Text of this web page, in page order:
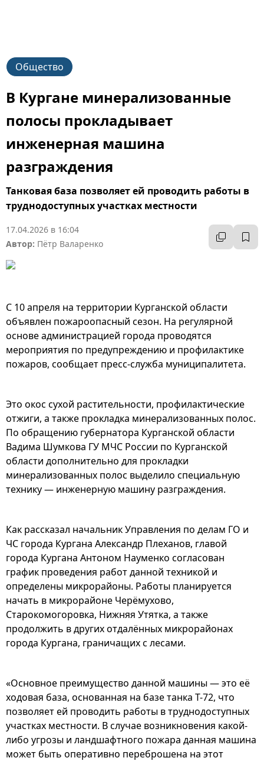
Общество
В Кургане минерализованные
полосы прокладывает
инженерная машина
разграждения
Танковая база позволяет ей проводить работы в
труднодоступных участках местности
17.04.2026 в 16:04
Автор: Пётр Валаренко
С 10 апреля на территории Курганской области
объявлен пожароопасный сезон. На регулярной
основе администрацией города проводятся
мероприятия по предупреждению и профилактике
пожаров, сообщает пресс-служба муниципалитета.
Это окос сухой растительности, профилактические
отжиги, а также прокладка минерализованных полос.
По обращению губернатора Курганской области
Вадима Шумкова ГУ МЧС России по Курганской
области дополнительно для прокладки
минерализованных полос выделило специальную
технику — инженерную машину разграждения.
Как рассказал начальник Управления по делам ГО и
ЧС города Кургана Александр Плеханов, главой
города Кургана Антоном Науменко согласован
график проведения работ данной техникой и
определены микрорайоны. Работы планируется
начать в микрорайоне Черёмухово,
Старокомогоровка, Нижняя Утятка, а также
продолжить в других отдалённых микрорайонах
города Кургана, граничащих с лесами.
«Основное преимущество данной машины — это её
ходовая база, основанная на базе танка Т-72, что
позволяет ей проводить работы в труднодоступных
участках местности. В случае возникновения какой-
либо угрозы и ландшафтного пожара данная машина
может быть оперативно переброшена на этот